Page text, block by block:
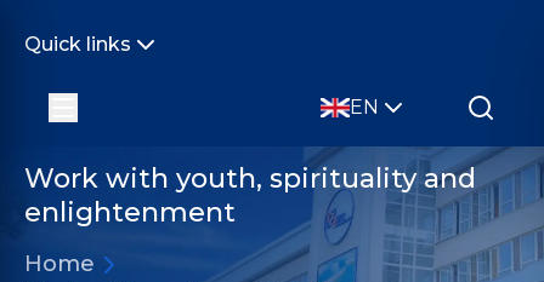
Quick links
EN
Work with youth, spirituality and
enlightenment
Home